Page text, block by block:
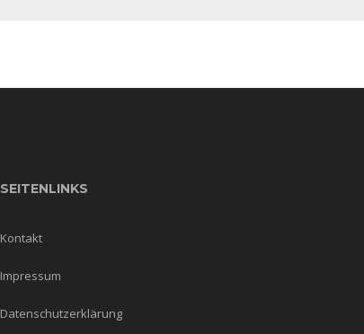
SEITENLINKS
Kontakt
Impressum
Datenschutzerklärung